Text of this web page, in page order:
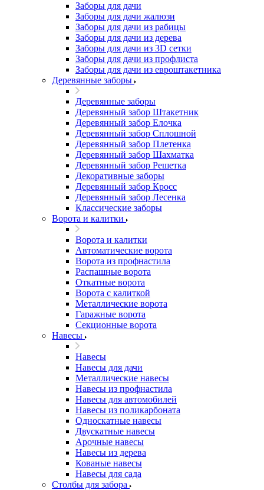
Заборы для дачи
Заборы для дачи жалюзи
Заборы для дачи из рабицы
Заборы для дачи из дерева
Заборы для дачи из 3D сетки
Заборы для дачи из профлиста
Заборы для дачи из евроштакетника
Деревянные заборы
Деревянные заборы
Деревянный забор Штакетник
Деревянный забор Елочка
Деревянный забор Сплошной
Деревянный забор Плетенка
Деревянный забор Шахматка
Деревянный забор Решетка
Декоративные заборы
Деревянный забор Кросс
Деревянный забор Лесенка
Классические заборы
Ворота и калитки
Ворота и калитки
Автоматические ворота
Ворота из профнастила
Распашные ворота
Откатные ворота
Ворота с калиткой
Металлические ворота
Гаражные ворота
Секционные ворота
Навесы
Навесы
Навесы для дачи
Металлические навесы
Навесы из профнастила
Навесы для автомобилей
Навесы из поликарбоната
Односкатные навесы
Двускатные навесы
Арочные навесы
Навесы из дерева
Кованые навесы
Навесы для сада
Столбы для забора